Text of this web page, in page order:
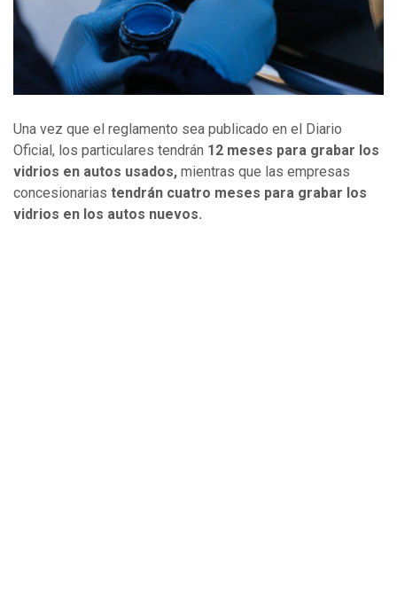
Una vez que el reglamento sea publicado en el Diario
Oficial, los particulares tendrán 12 meses para grabar los
vidrios en autos usados, mientras que las empresas
concesionarias tendrán cuatro meses para grabar los
vidrios en los autos nuevos.